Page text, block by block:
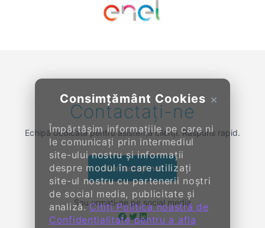
×
Consimțământ Cookies
Împărtășim informațiile pe care ni
le comunicați prin intermediul
site-ului nostru și informații
despre modul în care utilizați
site-ul nostru cu partenerii noștri
de social media, publicitate și
analiză.Citiți Politica noastră de
Confidențialitate pentru a afla
Contactați-ne
Echipă dedicată pentru asistență clienți. Răspuns rapid.
Contactați-ne
Sau urmați-ne pe social media